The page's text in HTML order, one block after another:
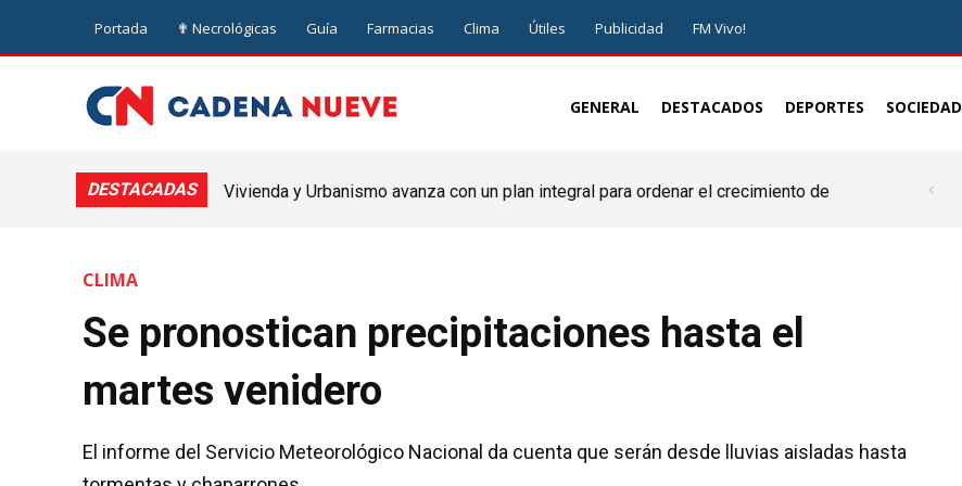
Portada ✟ Necrológicas Guía Farmacias Clima Útiles Publicidad FM Vivo!
GENERAL DESTACADOS DEPORTES SOCIEDAD
DESTACADAS
Vivienda y Urbanismo avanza con un plan integral para ordenar el crecimiento de
CLIMA
Se pronostican precipitaciones hasta el
martes venidero
El informe del Servicio Meteorológico Nacional da cuenta que serán desde lluvias aisladas hasta